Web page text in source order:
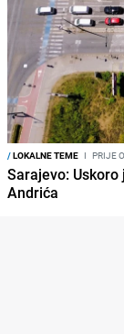
/LOKALNE TEME I PRIJE
Sarajevo:
Andrića